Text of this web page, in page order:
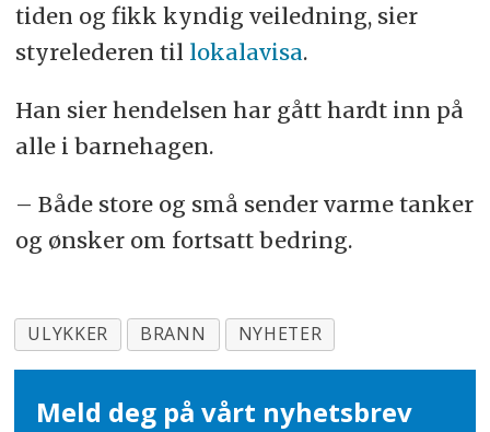
tiden og fikk kyndig veiledning, sier
styrelederen til lokalavisa.
Han sier hendelsen har gått hardt inn på
alle i barnehagen.
– Både store og små sender varme tanker
og ønsker om fortsatt bedring.
ULYKKER BRANN NYHETER
Meld deg på vårt nyhetsbrev